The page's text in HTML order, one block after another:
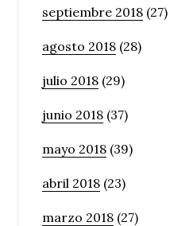
septiembre 2018 (27)
agosto 2018 (28)
julio 2018 (29)
junio 2018 (37)
mayo 2018 (39)
abril 2018 (23)
marzo 2018 (27)